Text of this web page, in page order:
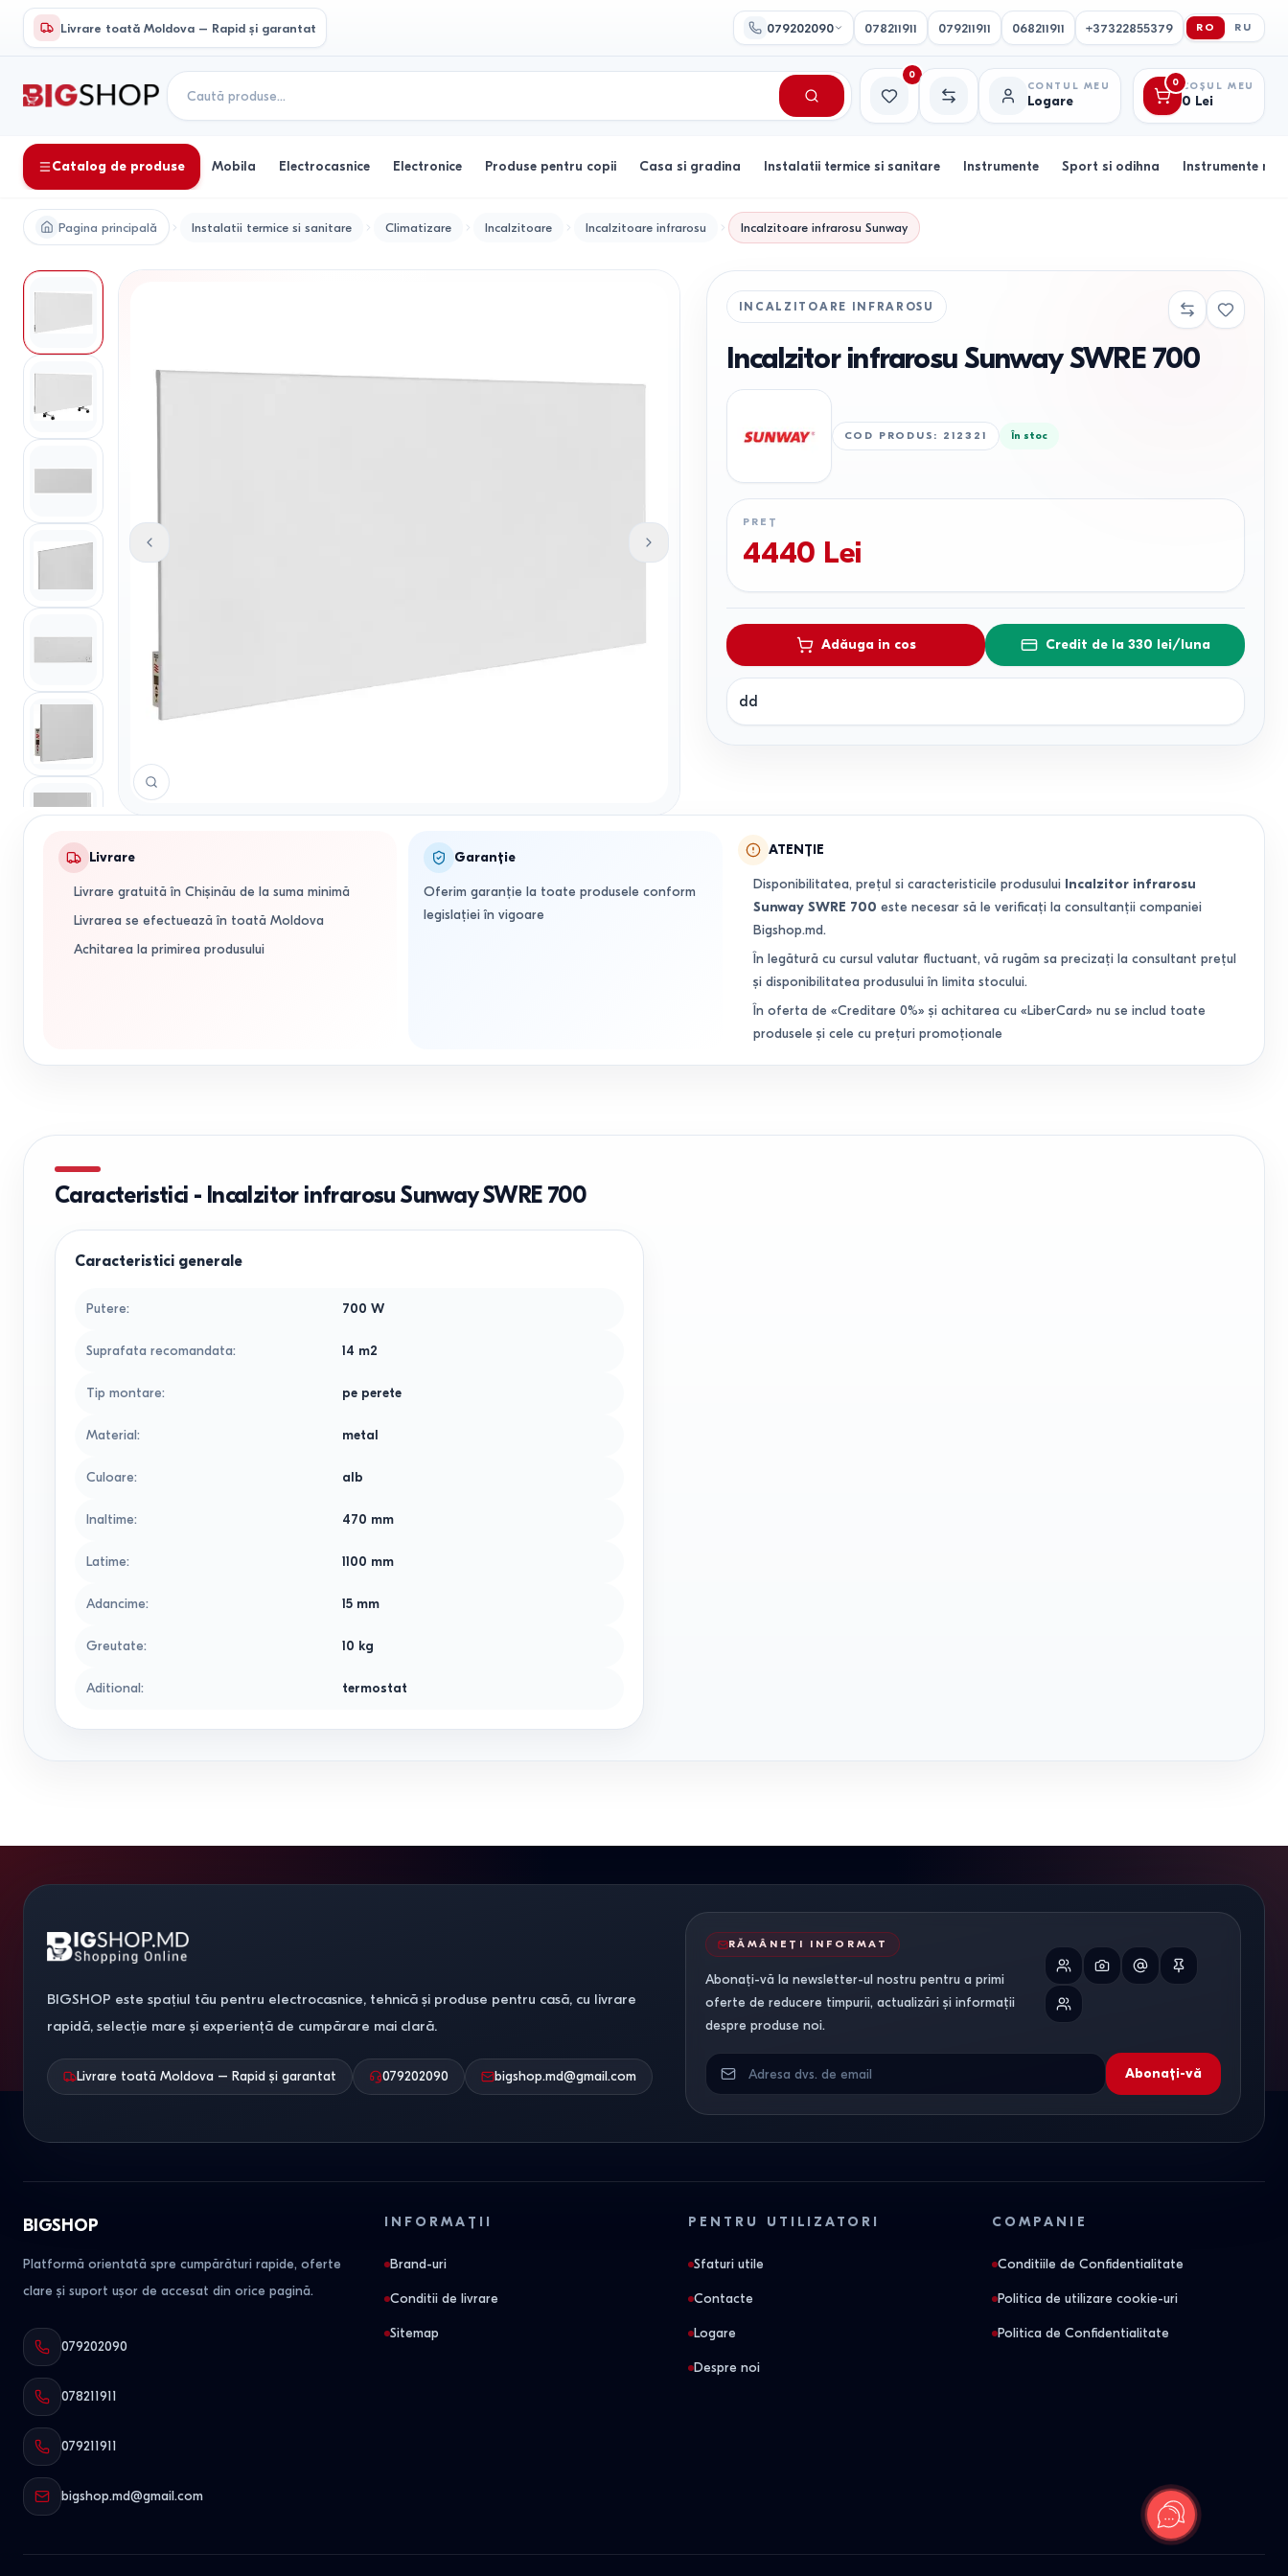
Livrare toată Moldova – Rapid și garantat 079202090 078211911 079211911 068211911 +37322855379 RO RU
Favorite
0
Comparație
CONTUL MEU
Logare
0 COȘUL MEU
0 Lei
Catalog de produse Mobila Electrocasnice Electronice Produse pentru copii Casa si gradina Instalatii termice si sanitare Instrumente Sport si odihna Instrumente
Pagina principală Instalatii termice si sanitare Climatizare Incalzitoare Incalzitoare infrarosu Incalzitoare infrarosu Sunway
INCALZITOARE INFRAROSU
Incalzitor infrarosu Sunway SWRE 700
COD PRODUS : 212321 În stoc
PREȚ
4440 Lei
Adăuga in cos Credit de la 330 lei/luna
dd
Livrare
Livrare gratuită în Chișinău de la suma minimă
Livrarea se efectuează în toată Moldova
Achitarea la primirea produsului
Garanție
Oferim garanție la toate produsele conform
legislației în vigoare
ATENȚIE
Disponibilitatea, prețul si caracteristicile produsului Incalzitor infrarosu
Sunway SWRE 700 este necesar să le verificați la consultanții companiei
Bigshop.md.
În legătură cu cursul valutar fluctuant, vă rugăm sa precizați la consultant prețul
și disponibilitatea produsului în limita stocului.
În oferta de «Creditare 0%» și achitarea cu «LiberCard» nu se includ toate
produsele și cele cu prețuri promoționale
Caracteristici - Incalzitor infrarosu Sunway SWRE 700
Caracteristici generale
Putere: 700 W
Suprafata recomandata: 14 m2
Tip montare: pe perete
Material: metal
Culoare: alb
Inaltime: 470 mm
Latime: 1100 mm
Adancime: 15 mm
Greutate: 10 kg
Aditional: termostat
BIGSHOP este spațiul tău pentru electrocasnice, tehnică și produse pentru casă, cu livrare
rapidă, selecție mare și experiență de cumpărare mai clară.
Livrare toată Moldova – Rapid și garantat 079202090 bigshop.md@gmail.com
RĂMÂNEȚI INFORMAT
Abonați-vă la newsletter-ul nostru pentru a primi
oferte de reducere timpurii, actualizări și informații
despre produse noi.
Abonați-vă
BIGSHOP
Platformă orientată spre cumpărături rapide, oferte
clare și suport ușor de accesat din orice pagină.
079202090
078211911
079211911
bigshop.md@gmail.com
INFORMAȚII
Brand-uri
Conditii de livrare
Sitemap
PENTRU UTILIZATORI
Sfaturi utile
Contacte
Logare
Despre noi
COMPANIE
Conditiile de Confidentialitate
Politica de utilizare cookie-uri
Politica de Confidentialitate